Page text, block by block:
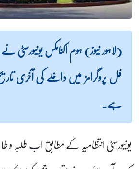
(لاہور نیوز) ہوم اکنامکس یونیورسٹی
فل پروگرامز میں داخلے کی آخری
ہے۔